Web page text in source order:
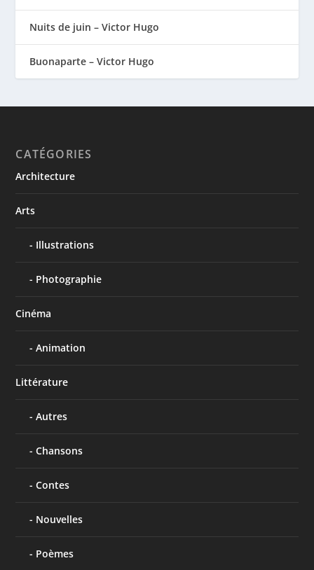
Nuits de juin – Victor Hugo
Buonaparte – Victor Hugo
CATÉGORIES
Architecture
Arts
Illustrations
Photographie
Cinéma
Animation
Littérature
Autres
Chansons
Contes
Nouvelles
Poèmes